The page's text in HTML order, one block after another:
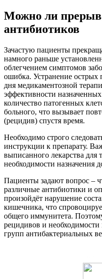
Можно ли
антибиотиков
Зачастую пациенты
намного раньше
облегчением симптомов
ошибка. Устранение острых
дня медикаментозной
эффективности
количество патогенных
больного, что вызывает
(рецидив) спустя время.
Необходимо строго
инструкции к препарату.
выписанного лекарства для
необходимости назначения
Пациенты задают вопрос –
различные антибиотики и
произойдёт нарушение
кишечника, что
общего иммунитета.
рецидивов и
групп антибактериальных